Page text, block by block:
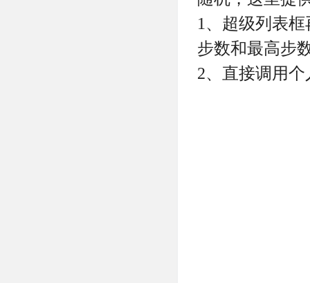
1、超级列表
步数和最高步
2、直接调用